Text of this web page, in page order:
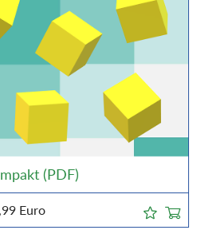
(PDF)
Euro